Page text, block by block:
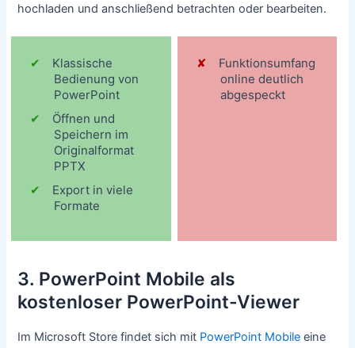
hochladen und anschließend betrachten oder bearbeiten.
Klassische
Bedienung von
PowerPoint
Öffnen und
Speichern im
Originalformat
PPTX
Export in viele
Formate
Funktionsumfang
online deutlich
abgespeckt
3. PowerPoint Mobile als
kostenloser PowerPoint-Viewer
Im Microsoft Store findet sich mit PowerPoint Mobile eine